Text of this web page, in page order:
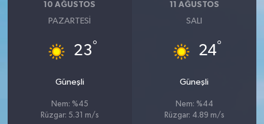
10 AĞUSTOS
PAZARTESI
23°
Güneşli
Nem: %45
Rüzgar: 5.31 m/s
11 AĞUSTOS
SALI
24°
Güneşli
Nem: %44
Rüzgar: 4.89 m/s